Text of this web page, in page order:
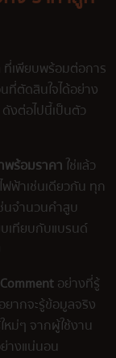
ที่เพียบพร้อมต่อการ
ตัดสินใจได้อย่าง
งต่อไปนี้เป็นตัว
พร้อมราคาใช่แล้ว
ฟ้าเช่นเดียวกัน ทุก
นจำนวนคำสูบ
เทียบกับแบรนด์
อย่างที่รู้
ากจะรู้ข้อมูลจริง
ม่ๆ จากผู้ใช้งาน
างแน่นอน